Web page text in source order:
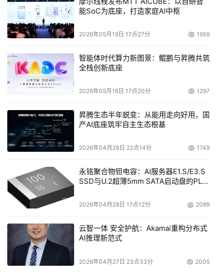
能SoC为底座，打造家庭AI中枢
2026年05月19日 17点27分 1959
智能体时代算力新图景：鲲鹏与昇腾共筑
全栈创新底座
2026年05月18日 17点20分 1297
昇腾生态半年蜕变：从能用走向好用，国
产AI底座筑牢自主生态根基
2026年04月28日 22点14分 1749
永铭聚合物钽电容：AI服务器E1.S/E3.S
SSD与U.2超薄5mm SATA启动盘的PLP
2026年04月28日 17点12分 2089
云智一体 安全护航：Akamai重构分布式
AI推理新范式
2026年04月27日 23点33分 2005